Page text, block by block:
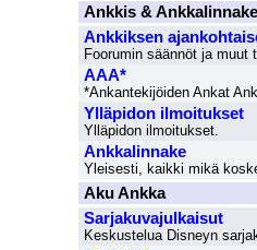
Ankkis & Ankkalinnake
Ankkiksen
Foorumin säännöt ja
AAA*
*Ankantekijöiden Ankat
Ylläpidon ilmoitukset
Ylläpidon ilmoitukset.
Ankkalinnake
Yleisesti, kaikki mikä
Aku Ankka
Sarjakuvajulkaisut
Keskustelua Disneyn